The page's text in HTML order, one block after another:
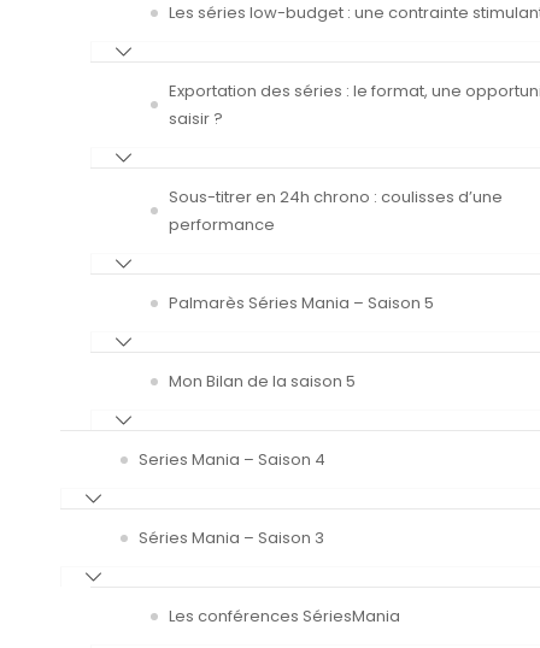
Les séries low-budget : une contrainte
Exportation des séries : le format, une
saisir ?
Sous-titrer en 24h chrono : coulisses d’une
performance
Palmarès Séries Mania – Saison 5
Mon Bilan de la saison 5
Series Mania – Saison 4
Séries Mania – Saison 3
Les conférences SériesMania